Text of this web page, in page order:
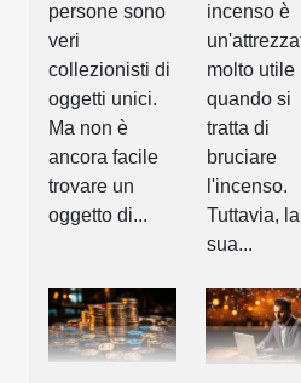
persone sono
veri
collezionisti di
oggetti unici.
Ma non è
ancora facile
trovare un
oggetto di...
incenso è
molto utile
quando si
tratta di
bruciare
l'incenso.
Tuttavia, la
sua...